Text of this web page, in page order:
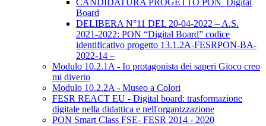
CANDIDATURA PROGETTO PON_Digital
Board
DELIBERA N°11 DEL 20-04-2022 – A.S.
2021-2022: PON “Digital Board” codice
identificativo progetto 13.1.2A-FESRPON-BA-
2022-14 –
Modulo 10.2.1A - Io protagonista dei saperi Gioco creo
mi diverto
Modulo 10.2.2A - Museo a Colori
FESR REACT EU - Digital board: trasformazione
digitale nella didattica e nell'organizzazione
PON Smart Class FSE- FESR 2014 - 2020